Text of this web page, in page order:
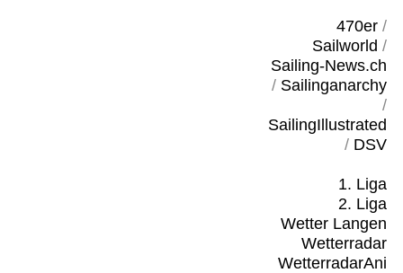
470er/
Sailworld /
Sailing-News.ch
/ Sailinganarchy
/
SailingIllustrated
/ DSV
1. Liga
2. Liga
Wetter Langen
Wetterradar
WetterradarAni